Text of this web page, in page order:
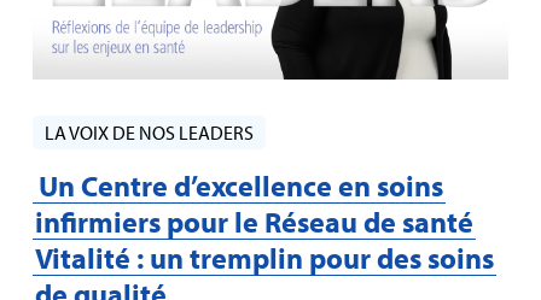
LA VOIX DE NOS LEADERS
Un Centre d’excellence en soins
infirmiers pour le Réseau de santé
Vitalité : un tremplin pour des soins